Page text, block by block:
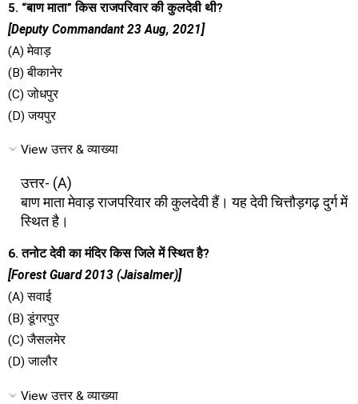
5. “बाण माता” किस राजपरिवार की कुलदेवी थी?
[Deputy Commandant 23 Aug, 2021]
(A) मेवाड़
(B) बीकानेर
(C) जोधपुर
(D) जयपुर
View उत्तर & व्याख्या
उत्तर- (A)
बाण माता मेवाड़ राजपरिवार की कुलदेवी हैं। यह देवी चित्तौड़गढ़ दुर्ग में
स्थित है।
6. तनोट देवी का मंदिर किस जिले में स्थित है?
[Forest Guard 2013 (Jaisalmer)]
(A) सवाई
(B) डूंगरपुर
(C) जैसलमेर
(D) जालौर
View उत्तर & व्याख्या